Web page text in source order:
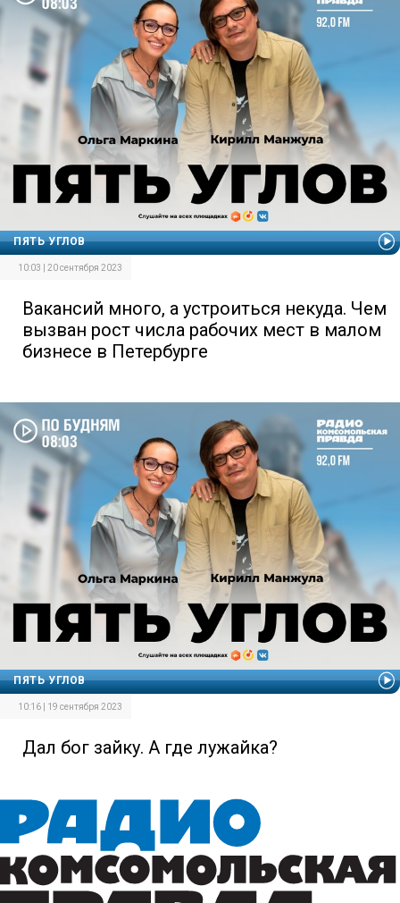
ПЯТЬ УГЛОВ
10:03 | 20 сентября 2023
Вакансий много, а устроиться некуда. Чем
вызван рост числа рабочих мест в малом
бизнесе в Петербурге
ПЯТЬ УГЛОВ
10:16 | 19 сентября 2023
Дал бог зайку. А где лужайка?